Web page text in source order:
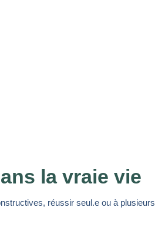
la vraie vie
réussir seul.e ou à plusieurs